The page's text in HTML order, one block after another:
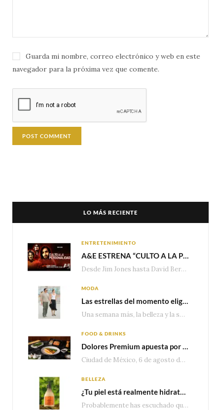
Guarda mi nombre, correo electrónico y web en este
navegador para la próxima vez que comente.
LO MÁS RECIENTE
ENTRETENIMIENTO
A&E ESTRENA “CULTO A LA PERSONALIDAD”,LA SERIE SOBRE LOS LÍDERES DE SECTA MÁS SINIESTROS DE LA HISTORIA
Desde Jim Jones hasta David Berg, la producción recorre en seis episodios cómo el carisma,…
MODA
Las estrellas del momento eligen Valentino
Una semana más, la belleza y la sofisticación de Valentino vuelven a tomar el escenario internacional. Desde…
FOOD & DRINKS
Dolores Premium apuesta por el salmón para seguir creciendo en categorías estratégicas
Ciudad de México, 6 de agosto de 2026.— Con una producción de 2.17 millones de…
BELLEZA
¿Tu piel está realmente hidratada? 4 señales que podrían indicar que necesita algo más
Probablemente has escuchado que el cuidado e hidratación corporal se suele asociar únicamente con una…